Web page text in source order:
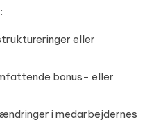
eller
bonus- eller
i medarbejdernes